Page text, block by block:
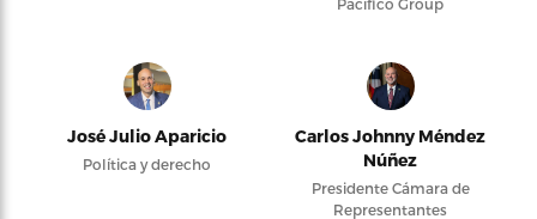
Pacifico Group
José Julio Aparicio
Política y derecho
Carlos Johnny Méndez
Núñez
Presidente Cámara de
Representantes